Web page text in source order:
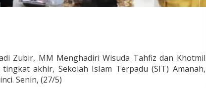
Zubir, MM Menghadiri Wisuda Tahfiz dan Khotmil
akhir, Sekolah IsIam Terpadu (SIT) Amanah,
Senin, (27/5)